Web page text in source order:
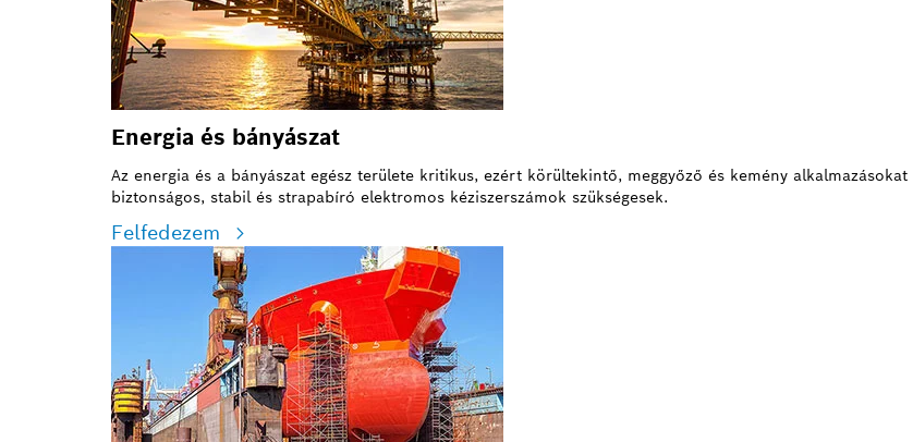
Energia és bányászat
Az energia és a bányászat egész területe kritikus, ezért körültekintő, meggyőző és kemény
biztonságos, stabil és strapabíró elektromos kéziszerszámok szükségesek.
Felfedezem